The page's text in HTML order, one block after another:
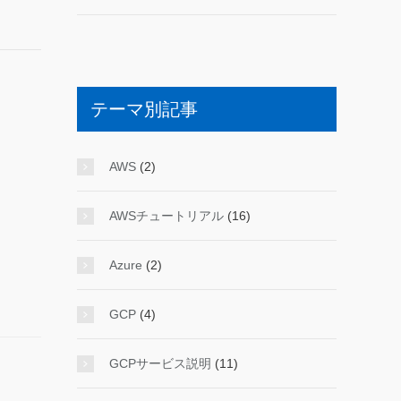
テーマ別記事
AWS (2)
AWSチュートリアル (16)
Azure (2)
GCP (4)
GCPサービス説明 (11)